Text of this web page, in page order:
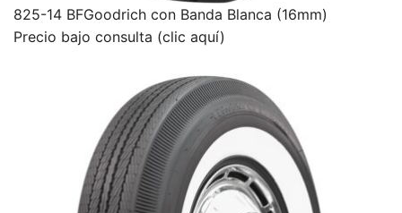
825-14 BFGoodrich con Banda Blanca (16mm)
Precio bajo consulta (clic aquí)